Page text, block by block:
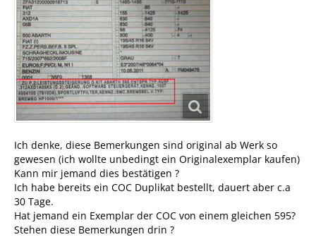
Ich denke, diese Bemerkungen sind original ab Werk so
gewesen (ich wollte unbedingt ein Originalexemplar kaufen)
Kann mir jemand dies bestätigen ?
Ich habe bereits ein COC Duplikat bestellt, dauert aber c.a
30 Tage.
Hat jemand ein Exemplar der COC von einem gleichen 595?
Stehen diese Bemerkungen drin ?